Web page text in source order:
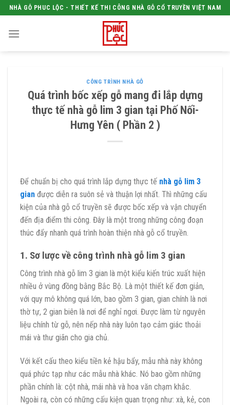
Skip
to
content
NHÀ GỖ PHUC LỘC - THIẾT KẾ THI CÔNG NHÀ GỖ CỔ TRUYỀN VIỆT NAM
CÔNG TRÌNH NHÀ GỖ
Quá trình bốc xếp gỗ mang đi lắp dựng
thực tế nhà gỗ lim 3 gian tại Phố Nối-
Hưng Yên ( Phần 2 )
Để chuẩn bị cho quá trình lắp dựng thực tế nhà gỗ lim 3
gian được diễn ra suôn sẻ và thuận lợi nhất. Thì những cấu
kiện của nhà gỗ cổ truyền sẽ được bốc xếp và vận chuyển
đến địa điểm thi công. Đây là một trong những công đoạn
thúc đẩy nhanh quá trình hoàn thiện nhà gỗ cổ truyền.
1. Sơ lược về công trình nhà gỗ lim 3 gian
Công trình nhà gỗ lim 3 gian là một kiểu kiến trúc xuất hiện
nhiều ở vùng đồng bằng Bắc Bộ. Là một thiết kế đơn giản,
với quy mô không quá lớn, bao gồm 3 gian, gian chính là nơi
thờ tự, 2 gian biên là nơi để nghỉ ngơi. Được làm từ nguyên
liệu chính từ gỗ, nên nếp nhà này luôn tạo cảm giác thoải
mái và thư giãn cho gia chủ.
Với kết cấu theo kiểu tiền kẻ hậu bẩy, mẫu nhà này không
quá phức tạp như các mẫu nhà khác. Nó bao gồm những
phần chính là: cột nhà, mái nhà và hoa văn chạm khắc.
Ngoài ra, còn có những cấu kiện quan trọng như: xà, kẻ, con